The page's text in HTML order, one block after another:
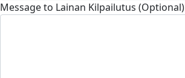
Message to Lainan Kilpailutus (Optional)